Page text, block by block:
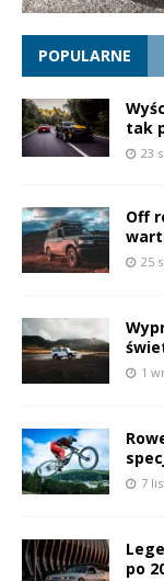
POPULARNE
tak
23
Off
25
1
7
po